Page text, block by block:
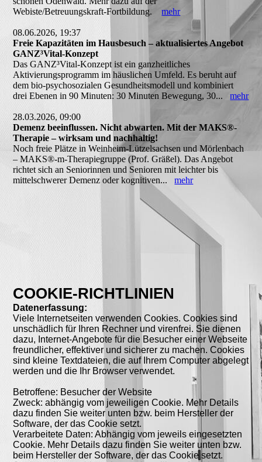
Webiste/Betreuungskraft-Fortbildung.mehr
08.06.2026, 19:37
Freie Kapazitäten im Hausbesuch – aktualisiertes Angebot
GANZ³Vital-Konzept
Das GANZ³Vital-Konzept ist ein ganzheitliches
Aktivierungsprogramm im häuslichen Umfeld. Es beruht auf
dem bio-psychosozialen Gesundheitsmodell und kombiniert
drei Ebenen in 90 Minuten: 30 Minuten Bewegung, 30...mehr
28.03.2026, 09:00
Demenz beeinflussen. Nicht abwarten. Mit der MAKS®-
Therapie – wirksam und nachhaltig!
Noch freie Plätze in Weinheim-Lützelsachsen und Mörlenbach
– MAKS®-m-Therapiegruppe (Prof. Gräßel). Das Angebot
richtet sich an Seniorinnen und Senioren mit leichter bis
mittelschwerer Demenz oder kognitiven...mehr
COOKIE-RICHTLINIEN
Datenerfassung:
Viele Internetseiten verwenden Cookies. Cookies sind
unschädlich für Ihren Rechner und virenfrei. Sie dienen
dazu, Internet-Angebote für die Besucher einer Webseite
freundlicher, effektiver und sicherer zu machen. Cookies
sind kleine Textdateien, die auf Ihrem Computer abgelegt
werden und die Ihr Browser verwendet.
Betroffene: Besucher der Website
Zweck: abhängig vom jeweiligen Cookie. Mehr Details
dazu finden Sie weiter unten bzw. beim Hersteller der
Software, der das Cookie setzt.
Verarbeitete Daten: Abhängig vom jeweils eingesetzten
Cookie. Mehr Details dazu finden Sie weiter unten bzw.
beim Hersteller der Software, der das Cookie setzt.